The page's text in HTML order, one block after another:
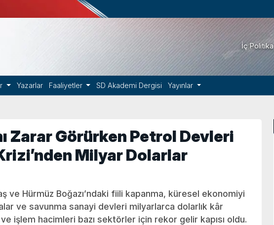
İç Politika
Yazarlar Faaliyetler SD Akademi Dergisi Yayınlar
Zarar Görürken Petrol Devleri
Milyar Dolarlar
ve Hürmüz Boğazı’ndaki fiili kapanma, küresel ekonomiyi
ve savunma sanayi devleri milyarlarca dolarlık kâr
işlem hacimleri bazı sektörler için rekor gelir kapısı oldu.